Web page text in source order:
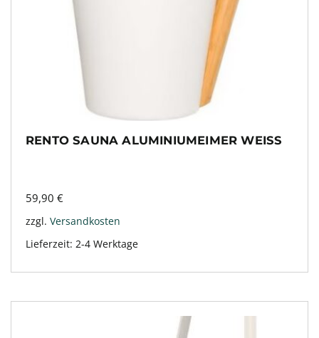
RENTO SAUNA ALUMINIUMEIMER WEISS
59,90 €
zzgl. Versandkosten
Lieferzeit: 2-4 Werktage